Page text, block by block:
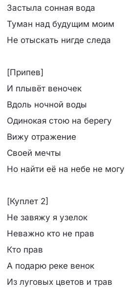
Застыла сонная вода
Туман над будущим моим
Не отыскать нигде следа
[Припев]
И плывёт веночек
Вдоль ночной воды
Одинокая стою на берегу
Вижу отражение
Своей мечты
Но найти её на небе не могу
[Куплет 2]
Не завяжу я узелок
Неважно кто не прав
Кто прав
А подарю реке венок
Из луговых цветов и трав